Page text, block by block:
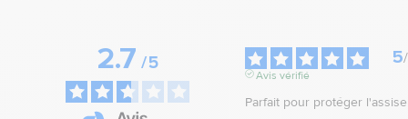
2.7/5 5/
Avis vérifié
Parfait pour protéger